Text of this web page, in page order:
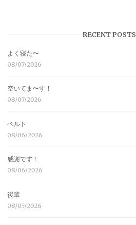
RECENT POSTS
よく寝た〜
08/07/2026
空いてま〜す！
08/07/2026
ベルト
08/06/2026
感謝です！
08/06/2026
後輩
08/05/2026